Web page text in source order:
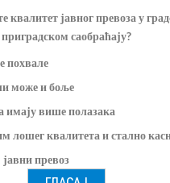
квалитет јавног превоза у
приградском саобраћају?
похвале
може и боље
имају више полазака
лошег квалитета и стално
превоз